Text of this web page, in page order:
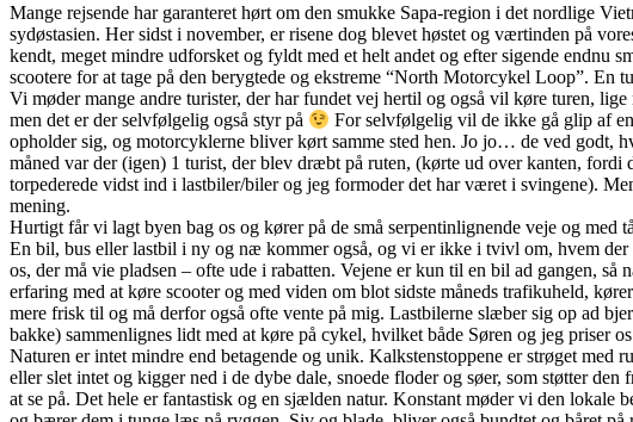
Mange rejsende har garanteret hørt om den smukke Sapa-region i det nordlige
sydøstasien. Her sidst i november, er risene dog blevet høstet og værtinden på
kendt, meget mindre udforsket og fyldt med et helt andet og efter sigende
scootere for at tage på den berygtede og ekstreme “North Motorcykel Loop”. En
Vi møder mange andre turister, der har fundet vej hertil og også vil køre turen,
men det er der selvfølgelig også styr på
For selvfølgelig vil de ikke gå glip af
opholder sig, og motorcyklerne bliver kørt samme sted hen. Jo jo… de ved godt,
måned var der (igen) 1 turist, der blev dræbt på ruten, (kørte ud over kanten,
torpederede vidst ind i lastbiler/biler og jeg formoder det har været i svingene).
mening.
Hurtigt får vi lagt byen bag os og kører på de små serpentinlignende veje og
En bil, bus eller lastbil i ny og næ kommer også, og vi er ikke i tvivl om, hvem der
os, der må vie pladsen – ofte ude i rabatten. Vejene er kun til en bil ad gangen,
erfaring med at køre scooter og med viden om blot sidste måneds trafikuheld,
mere frisk til og må derfor også ofte vente på mig. Lastbilerne slæber sig op ad
bakke) sammenlignes lidt med at køre på cykel, hvilket både Søren og jeg priser
Naturen er intet mindre end betagende og unik. Kalkstenstoppene er strøget
eller slet intet og kigger ned i de dybe dale, snoede floder og søer, som støtter
at se på. Det hele er fantastisk og en sjælden natur. Konstant møder vi den